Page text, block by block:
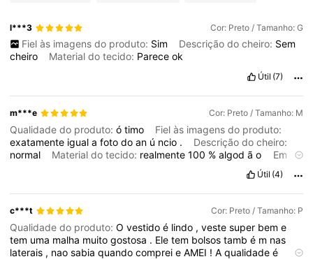
l***3 Cor: Preto / Tamanho: G
Fiel às imagens do produto: Sim Descrição do cheiro: Sem
cheiro
Material do tecido: Pareceok
Útil (7)
m***e Cor: Preto / Tamanho: M
Qualidade do produto:ótimo
Fiel às imagens do produto:
exatamente igualafotodoan ú ncio .
Descrição do cheiro:
normal
Material do tecido: realmente100 %algodão
Em
Útil (4)
c***t Cor: Preto / Tamanho: P
Qualidade do produto:Ovestidoé lindo ,vestesuper beme
tem uma malha muitogostosa . Eletem bolsostambé m nas
laterais , naosabiaquandocompreieAMEI !Aqualidadeé